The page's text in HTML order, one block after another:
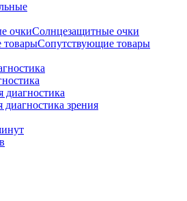
Солнцезащитные очки
Сопутствующие товары
диагностика
диагностика зрения